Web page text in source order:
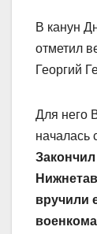
В канун
отметил
Георгий
Для него
началась
вручили